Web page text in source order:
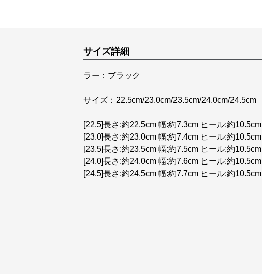
サイズ詳細
ラー：ブラック
サイズ：22.5cm/23.0cm/23.5cm/24.0cm/24.5cm
[22.5]長さ:約22.5cm 幅:約7.3cm ヒール:約10.5cm
[23.0]長さ:約23.0cm 幅:約7.4cm ヒール:約10.5cm
[23.5]長さ:約23.5cm 幅:約7.5cm ヒール:約10.5cm
[24.0]長さ:約24.0cm 幅:約7.6cm ヒール:約10.5cm
[24.5]長さ:約24.5cm 幅:約7.7cm ヒール:約10.5cm